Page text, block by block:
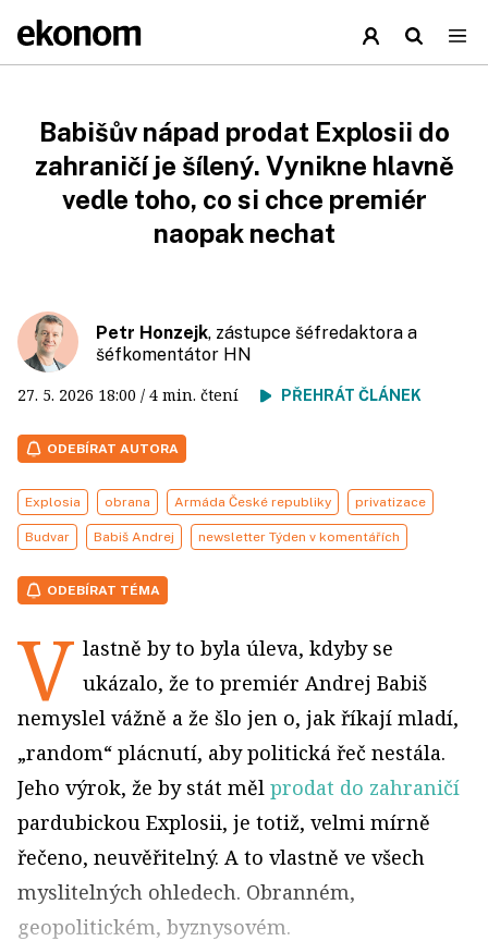
Babišův nápad prodat Explosii do
zahraničí je šílený. Vynikne hlavně
vedle toho, co si chce premiér
naopak nechat
Petr Honzejk, zástupce šéfredaktora a
šéfkomentátor HN
27. 5. 2026 18:00 / 4 min. čtení PŘEHRÁT ČLÁNEK
ODEBÍRAT AUTORA
Explosia obrana Armáda České republiky privatizace
Budvar Babiš Andrej newsletter Týden v komentářích
ODEBÍRAT TÉMA
V lastně by to byla úleva, kdyby se
ukázalo, že to premiér Andrej Babiš
nemyslel vážně a že šlo jen o, jak říkají mladí,
„random“ plácnutí, aby politická řeč nestála.
Jeho výrok, že by stát měl prodat do zahraničí
pardubickou Explosii, je totiž, velmi mírně
řečeno, neuvěřitelný. A to vlastně ve všech
myslitelných ohledech. Obranném,
geopolitickém, byznysovém.